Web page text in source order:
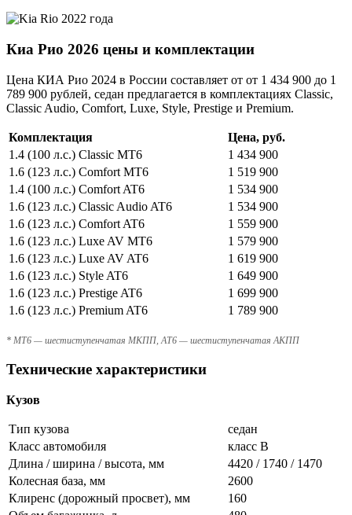
Киа Рио 2026 цены и комплектации
Цена КИА Рио 2024 в России составляет от от 1 434 900 до 1
789 900 рублей, седан предлагается в комплектациях Classic,
Classic Audio, Comfort, Luxe, Style, Prestige и Premium.
Комплектация
Цена, руб.
1.4 (100 л.с.) Classic MT6
1 434 900
1.6 (123 л.с.) Comfort MT6
1 519 900
1.4 (100 л.с.) Comfort AT6
1 534 900
1.6 (123 л.с.) Classic Audio AT6
1 534 900
1.6 (123 л.с.) Comfort AT6
1 559 900
1.6 (123 л.с.) Luxe AV MT6
1 579 900
1.6 (123 л.с.) Luxe AV AT6
1 619 900
1.6 (123 л.с.) Style AT6
1 649 900
1.6 (123 л.с.) Prestige AT6
1 699 900
1.6 (123 л.с.) Premium AT6
1 789 900
* MT6 — шестиступенчатая МКПП, AT6 — шестиступенчатая АКПП
Технические характеристики
Кузов
Тип кузова
седан
Класс автомобиля
класс B
Длина / ширина / высота, мм
4420 / 1740 / 1470
Колесная база, мм
2600
Клиренс (дорожный просвет), мм
160